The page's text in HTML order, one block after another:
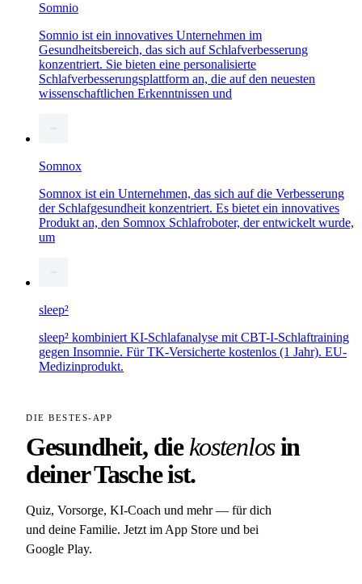
Somnio
Somnio ist ein innovatives Unternehmen im
Gesundheitsbereich, das sich auf Schlafverbesserung
konzentriert. Sie bieten eine personalisierte
Schlafverbesserungsplattform an, die auf den neuesten
wissenschaftlichen Erkenntnissen und
Somnox
Somnox ist ein Unternehmen, das sich auf die Verbesserung
der Schlafgesundheit konzentriert. Es bietet ein innovatives
Produkt an, den Somnox Schlafroboter, der entwickelt wurde,
um
sleep²
sleep² kombiniert KI-Schlafanalyse mit CBT-I-Schlaftraining
gegen Insomnie. Für TK-Versicherte kostenlos (1 Jahr). EU-
Medizinprodukt.
DIE BESTES-APP
Gesundheit, diekostenlosin
deiner Tasche ist.
Quiz, Vorsorge, KI-Coach und mehr — für dich
und deine Familie. Jetzt im App Store und bei
Google Play.